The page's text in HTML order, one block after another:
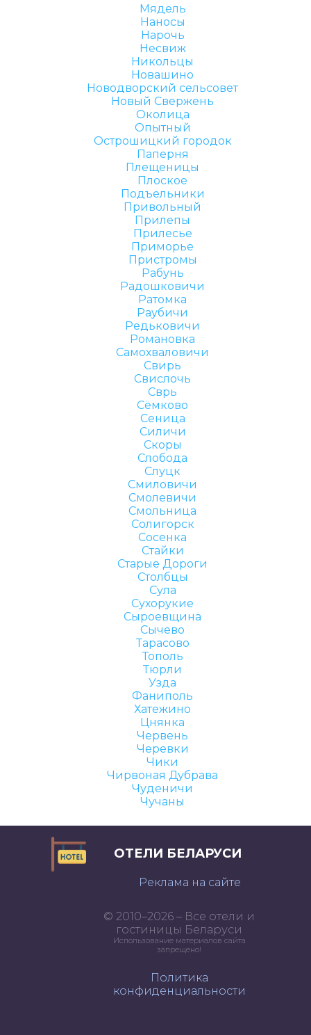
Мядель
Наносы
Нарочь
Несвиж
Никольцы
Новашино
Новодворский сельсовет
Новый Свержень
Околица
Опытный
Острошицкий городок
Паперня
Плещеницы
Плоское
Подъельники
Привольный
Прилепы
Прилесье
Приморье
Пристромы
Рабунь
Радошковичи
Ратомка
Раубичи
Редьковичи
Романовка
Самохваловичи
Свирь
Свислочь
Сврь
Сёмково
Сеница
Силичи
Скоры
Слобода
Слуцк
Смиловичи
Смолевичи
Смольница
Солигорск
Сосенка
Стайки
Старые Дороги
Столбцы
Сула
Сухорукие
Сыроевщина
Сычево
Тарасово
Тополь
Тюрли
Узда
Фаниполь
Хатежино
Цнянка
Червень
Черевки
Чики
Чирвоная Дубрава
Чуденичи
Чучаны
ОТЕЛИ БЕЛАРУСИ
Реклама на сайте
© 2010–2026 – Все отели и
гостиницы Беларуси
Использование материалов сайта
запрещено!
Политика
конфиденциальности